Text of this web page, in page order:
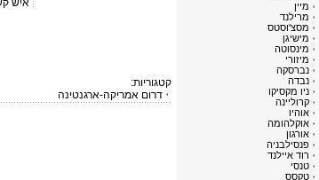
איש
קטגוריות:
דרום אמריקה-ארגנטינה
מיין
מרילנד
מסצ'וסטס
מישיגן
מינסוטה
מיזורי
נברסקה
נבדה
ניו מקסיקו
קרוליינה
אוהיו
אוקלהומה
אורגון
פנסילבניה
רוד איילנד
טנסי
טקסס